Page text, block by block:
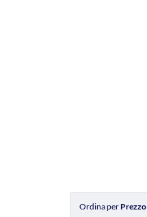
Ordina per Prezzo